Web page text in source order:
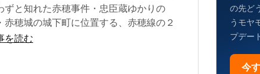
ずと知れた赤穂事件・忠臣蔵ゆかりの
赤穂城の城下町に位置する、赤穂線の２
線の地上駅で、第３回近畿の駅百選認定
を読む
の先ど
うモヤ
プデー
今